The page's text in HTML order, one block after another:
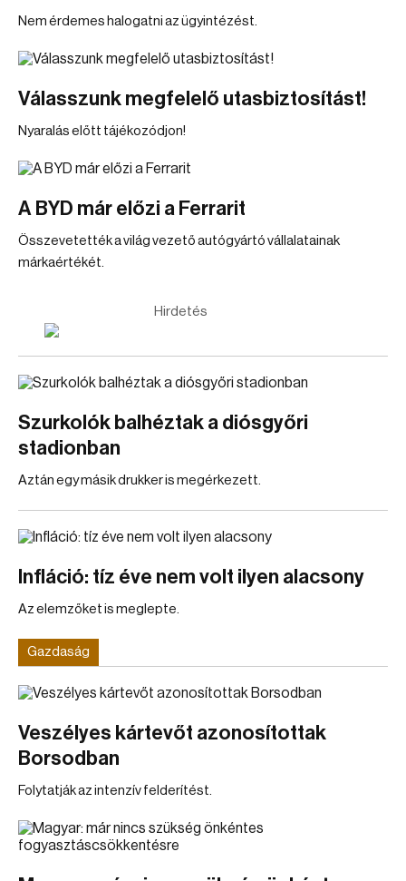
Nem érdemes halogatni az ügyintézést.
Válasszunk megfelelő utasbiztosítást!
Nyaralás előtt tájékozódjon!
A BYD már előzi a Ferrarit
Összevetették a világ vezető autógyártó vállalatainak
márkaértékét.
Hirdetés
Szurkolók balhéztak a diósgyőri
stadionban
Aztán egy másik drukker is megérkezett.
Infláció: tíz éve nem volt ilyen alacsony
Az elemzőket is meglepte.
Gazdaság
Veszélyes kártevőt azonosítottak
Borsodban
Folytatják az intenzív felderítést.